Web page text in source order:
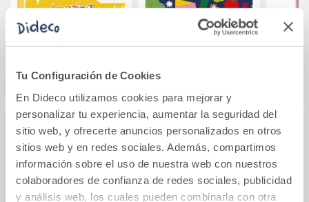
Tu Configuración de Cookies
En Dideco utilizamos cookies para mejorar y
personalizar tu experiencia, aumentar la seguridad del
sitio web, y ofrecerte anuncios personalizados en otros
sitios web y en redes sociales. Además, compartimos
información sobre el uso de nuestra web con nuestros
colaboradores de confianza de redes sociales, publicidad
y análisis web, los cuales pueden combinarla con otra
AMAZING
JOURNEY 6 STD
REGION MURCIA
26,16€
Projecte: Al punt.
Què mengem hui?
Nivell 1
24,50€